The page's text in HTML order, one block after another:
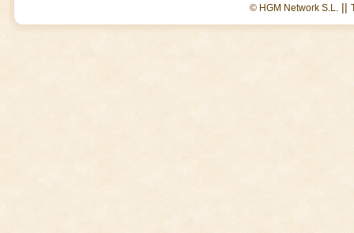
© HGM Network S.L. ||